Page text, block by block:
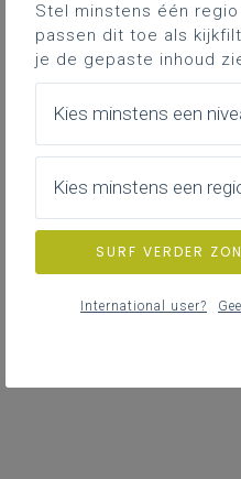
Stel minstens één
passen dit toe als
je de gepaste inhoud
Kies minstens een
Kies minstens een
SURF VERDER
International user?